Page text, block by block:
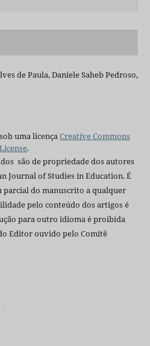
de Paula, Daniele Saheb Pedroso,
uma licençaCreative Commons
.
são de propriedade dos autores
Journal of Studies in Education. É
do manuscrito a qualquer
pelo conteúdo dos artigos é
para outro idioma é proibida
Editor ouvido pelo Comitê